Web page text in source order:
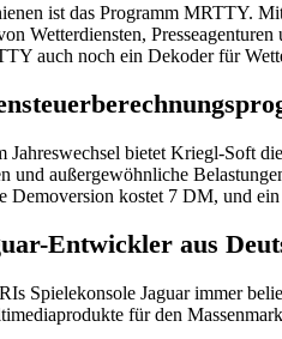
ist das Programm MRTTY.
Wetterdiensten,
auch noch ein Dekoder für
Jahreswechsel bietet Kriegl-Soft
und außergewöhnliche
Demoversion kostet 7 DM, und
Entwickler aus
Spielekonsole Jaguar immer
für den